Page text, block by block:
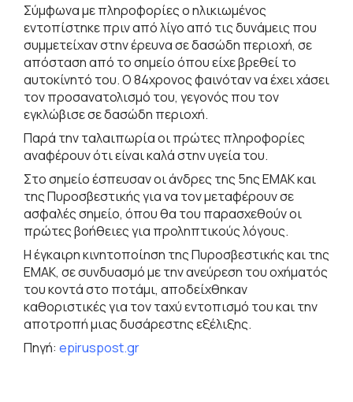
Σύμφωνα με πληροφορίες ο ηλικιωμένος
εντοπίστηκε πριν από λίγο από τις δυνάμεις που
συμμετείχαν στην έρευνα σε δασώδη περιοχή, σε
απόσταση από το σημείο όπου είχε βρεθεί το
αυτοκίνητό του. Ο 84χρονος φαινόταν να έχει χάσει
τον προσανατολισμό του, γεγονός που τον
εγκλώβισε σε δασώδη περιοχή.
Παρά την ταλαιπωρία οι πρώτες πληροφορίες
αναφέρουν ότι είναι καλά στην υγεία του.
Στο σημείο έσπευσαν οι άνδρες της 5ης ΕΜΑΚ και
της Πυροσβεστικής για να τον μεταφέρουν σε
ασφαλές σημείο, όπου θα του παρασχεθούν οι
πρώτες βοήθειες για προληπτικούς λόγους.
Η έγκαιρη κινητοποίηση της Πυροσβεστικής και της
ΕΜΑΚ, σε συνδυασμό με την ανεύρεση του οχήματός
του κοντά στο ποτάμι, αποδείχθηκαν
καθοριστικές για τον ταχύ εντοπισμό του και την
αποτροπή μιας δυσάρεστης εξέλιξης.
Πηγή: epiruspost.gr